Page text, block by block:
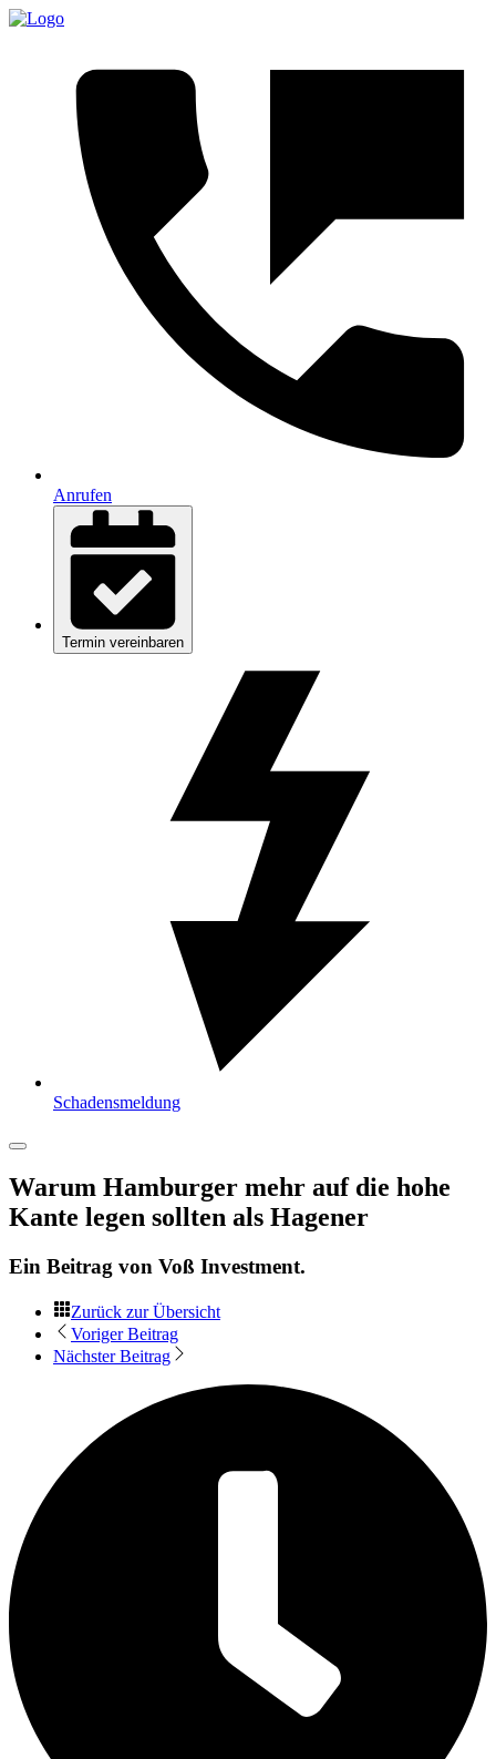
Anrufen
Termin vereinbaren
Schadensmeldung
Warum Hamburger mehr auf die hohe
Kante legen sollten als Hagener
Ein Beitrag von Voß Investment.
Zurück zur Übersicht
Voriger Beitrag
Nächster Beitrag